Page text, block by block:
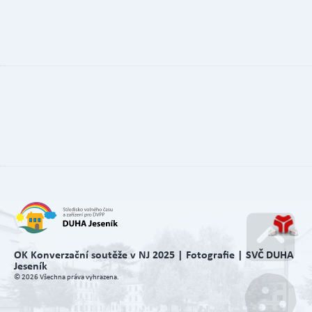
OK Konverzační soutěže v NJ 2025 | Fotografie | SVČ DUHA
Jeseník
© 2026 Všechna práva vyhrazena. Go